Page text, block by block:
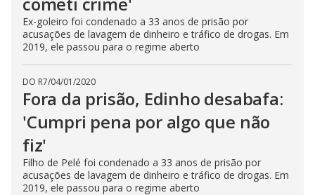
Ex-goleiro foi condenado a 33 anos de prisão por
acusações de lavagem de dinheiro e tráfico de drogas. Em
2019, ele passou para o regime aberto
DO R7/04/01/2020
Fora da prisão, Edinho desabafa:
'Cumpri pena por algo que não
fiz'
Filho de Pelé foi condenado a 33 anos de prisão por
acusações de lavagem de dinheiro e tráfico de drogas. Em
2019, ele passou para o regime aberto